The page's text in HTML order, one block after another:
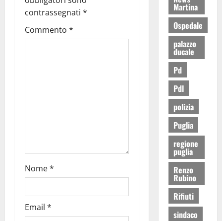
contrassegnati *
Commento *
Nome*
Email *
Martina
Ospedale
palazzo
ducale
Pd
Pdl
polizia
Puglia
regione
puglia
Renzo
Rubino
Rifiuti
sindaco